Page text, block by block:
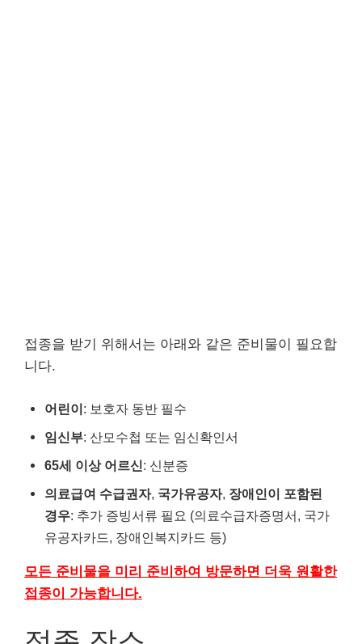
접종을 받기 위해서는 아래와 같은 준비물이 필요합
니다.
어린이: 보호자 동반 필수
임신부: 산모수첩 또는 임신확인서
65세 이상 어르신: 신분증
의료급여 수급권자, 국가유공자, 장애인이 포함된
경우: 추가 증빙서류 필요 (의료수급자증명서, 국가
유공자카드, 장애인복지카드 등)
모든 준비물을 미리 준비하여 방문하면 더욱 원활한
접종이 가능합니다.